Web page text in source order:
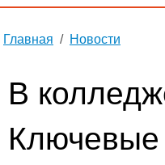
Главная / Новости
В
Ключевые